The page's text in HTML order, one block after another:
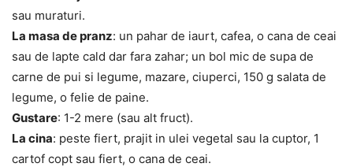
sau muraturi.
La masa de pranz: un pahar de iaurt, cafea, o cana de ceai
sau de lapte cald dar fara zahar; un bol mic de supa de
carne de pui si legume, mazare, ciuperci, 150 g salata de
legume, o felie de paine.
Gustare: 1-2 mere (sau alt fruct).
La cina: peste fiert, prajit in ulei vegetal sau la cuptor, 1
cartof copt sau fiert, o cana de ceai.